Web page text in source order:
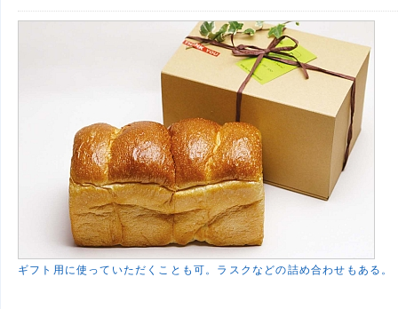
ギフト用に使っていただくことも可。ラスクなどの詰め合わせもある。